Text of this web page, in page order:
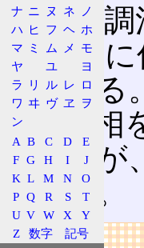
この変
相)を別
のがあ
基準位
される
はない。
リンク
ナ ニ ヌ ネ
ノ
ハ ヒ フ ヘ ホ
マ ミ ム メ
モ
ヤ
ユ
ヨ
ラ
リ ル レ ロ
ワ ヰ ヴ ヱ
ヲ
ン
A B C D
E
F G H I
J
K L M N
O
P Q R S
T
U V W X
Y
Z
数字 記号